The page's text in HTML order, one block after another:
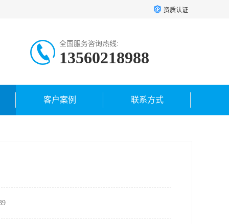
资质认证
全国服务咨询热线:
13560218988
客户案例 联系方式